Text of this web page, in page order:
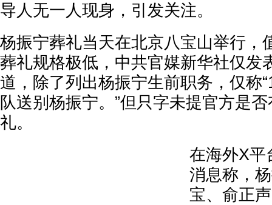
导人无一人现身，引发关注。
杨振宁葬礼当天在北京八宝山举行，
葬礼规格极低，中共官媒新华社仅发
道，除了列出杨振宁生前职务，仅称
队送别杨振宁。”但只字未提官方是
礼。
在海外X平
消息称，
宝、俞正